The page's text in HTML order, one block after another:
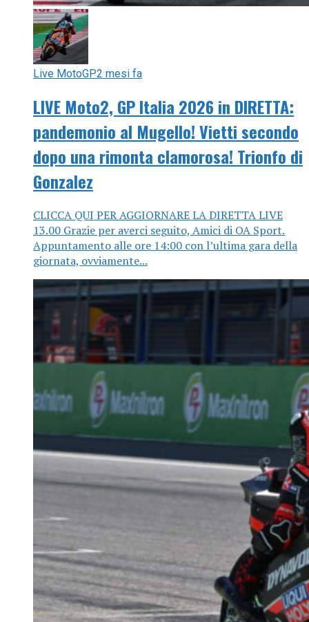
Live MotoGP2 mesi fa
LIVE Moto2, GP Italia 2026 in DIRETTA:
pandemonio al Mugello! Vietti secondo
dopo una rimonta clamorosa! Trionfo di
Gonzalez
CLICCA QUI PER AGGIORNARE LA DIRETTA LIVE
13.00 Grazie per averci seguito, Amici di OA Sport.
Appuntamento alle ore 14:00 con l’ultima gara della
giornata, ovviamente...